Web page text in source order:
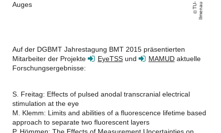
Auges
T
U
-
Il
m
e
n
a u
Auf der DGBMT Jahrestagung BMT 2015 präsentierten
Mitarbeiter der Projekte
EyeTSS und MAMUD aktuelle
Forschungsergebnisse:
S. Freitag: Effects of pulsed anodal transcranial electrical
stimulation at the eye
M. Klemm: Limits and abilities of a fluorescence lifetime based
approach to separate two fluorescent layers